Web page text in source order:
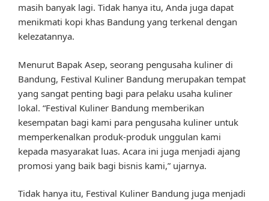
masih banyak lagi. Tidak hanya itu, Anda juga dapat
menikmati kopi khas Bandung yang terkenal dengan
kelezatannya.
Menurut Bapak Asep, seorang pengusaha kuliner di
Bandung, Festival Kuliner Bandung merupakan tempat
yang sangat penting bagi para pelaku usaha kuliner
lokal. “Festival Kuliner Bandung memberikan
kesempatan bagi kami para pengusaha kuliner untuk
memperkenalkan produk-produk unggulan kami
kepada masyarakat luas. Acara ini juga menjadi ajang
promosi yang baik bagi bisnis kami,” ujarnya.
Tidak hanya itu, Festival Kuliner Bandung juga menjadi